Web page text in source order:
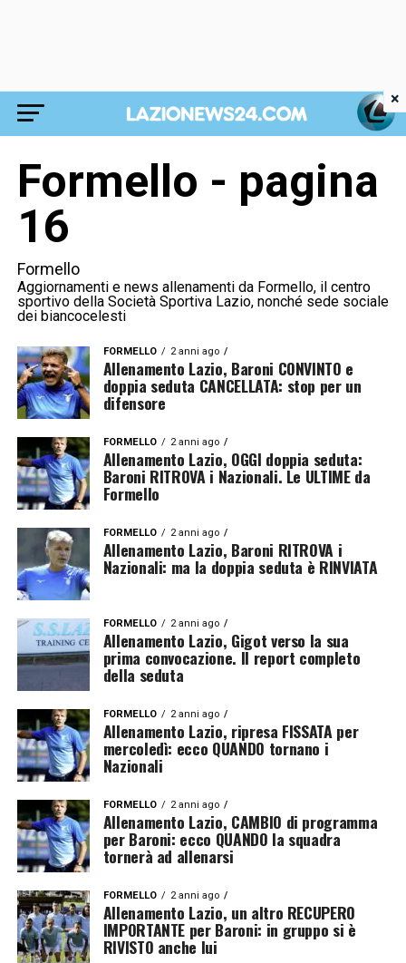
Formello - pagina
16
Formello
Aggiornamenti e news allenamenti da Formello, il centro
sportivo della Società Sportiva Lazio, nonché sede sociale
dei biancocelesti
FORMELLO 2 anni ago
Allenamento Lazio, Baroni CONVINTO e
doppia seduta CANCELLATA: stop per un
difensore
FORMELLO 2 anni ago
Allenamento Lazio, OGGI doppia seduta:
Baroni RITROVA i Nazionali. Le ULTIME da
Formello
FORMELLO 2 anni ago
Allenamento Lazio, Baroni RITROVA i
Nazionali: ma la doppia seduta è RINVIATA
FORMELLO 2 anni ago
Allenamento Lazio, Gigot verso la sua
prima convocazione. Il report completo
della seduta
FORMELLO 2 anni ago
Allenamento Lazio, ripresa FISSATA per
mercoledì: ecco QUANDO tornano i
Nazionali
FORMELLO 2 anni ago
Allenamento Lazio, CAMBIO di programma
per Baroni: ecco QUANDO la squadra
tornerà ad allenarsi
FORMELLO 2 anni ago
Allenamento Lazio, un altro RECUPERO
IMPORTANTE per Baroni: in gruppo si è
RIVISTO anche lui
×